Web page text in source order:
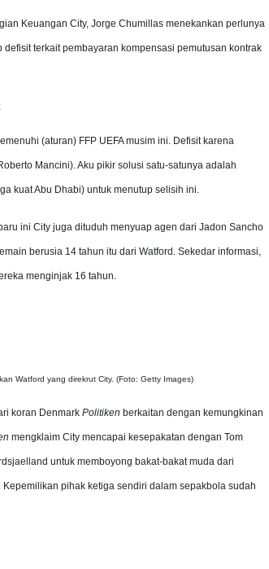
Keuangan City, Jorge Chumillas menekankan perlunya
terkait pembayaran kompensasi pemutusan kontrak
(aturan) FFP UEFA musim ini. Defisit karena
Mancini). Aku pikir solusi satu-satunya adalah
kuat Abu Dhabi) untuk menutup selisih ini.
ini City juga dituduh menyuap agen dari Jadon Sancho
berusia 14 tahun itu dari Watford. Sekedar informasi,
menginjak 16 tahun.
Watford yang direkrut City. (Foto: Getty Images)
koran Denmark Politiken berkaitan dengan kemungkinan
mengklaim City mencapai kesepakatan dengan Tom
untuk memboyong bakat-bakat muda dari
pihak ketiga sendiri dalam sepakbola sudah